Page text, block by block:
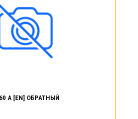
А [EN] ОБРАТНЫЙ